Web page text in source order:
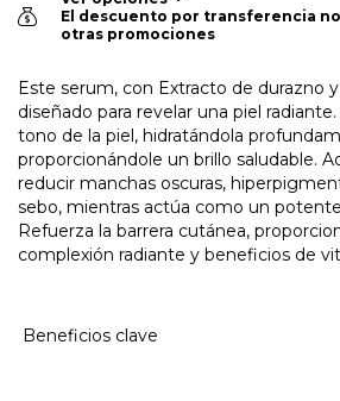
El descuento por transferencia
otras promociones
Este serum, con Extracto de durazno
diseñado para revelar una piel
tono de la piel, hidratándola
proporcionándole un brillo saludable.
reducir manchas oscuras,
sebo, mientras actúa como un
Refuerza la barrera cutánea,
complexión radiante y beneficios de
Beneficios clave